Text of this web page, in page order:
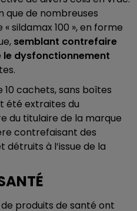
que de nombreuses
sildamax 100 », en forme
semblant contrefaire
dysfonctionnement
cachets, sans boîtes
été extraites du
du titulaire de la marque
contrefaisant des
détruits à l’issue de la
de produits de santé ont